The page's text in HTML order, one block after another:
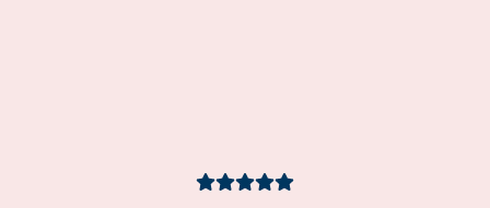
Asiakasarvio